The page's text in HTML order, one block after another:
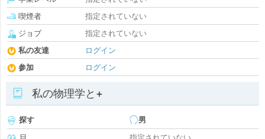
喫煙者
指定されていない
ジョブ
指定されていない
私の友達
ログイン
参加
ログイン
私の物理学と+
探す
男